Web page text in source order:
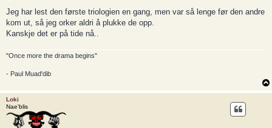
s
Jeg har lest den første triologien en gang, men var så lenge før den andre
kom ut, så jeg orker aldri å plukke de opp.
Kanskje det er på tide nå..
"Once more the drama begins"
- Paul Muad'dib
Loki
Nae’blis